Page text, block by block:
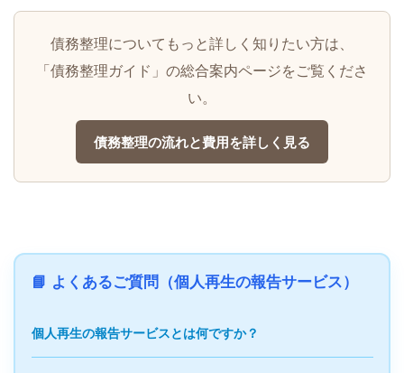
債務整理についてもっと詳しく知りたい方は、
「債務整理ガイド」の総合案内ページをご覧くださ
い。
債務整理の流れと費用を詳しく見る
📘 よくあるご質問（個人再生の報告サービス）
個人再生の報告サービスとは何ですか？